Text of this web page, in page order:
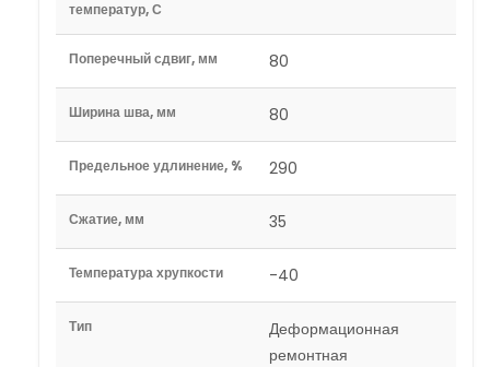
температур, С
Поперечный сдвиг, мм 80
Ширина шва, мм 80
Предельное удлинение, % 290
Сжатие, мм 35
Температура хрупкости -40
Тип
Деформационная
ремонтная